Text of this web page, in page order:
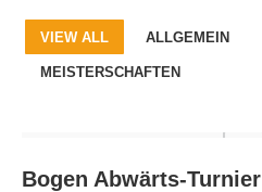
VIEW ALL ALLGEMEIN
MEISTERSCHAFTEN
Bogen Abwärts-Turnier